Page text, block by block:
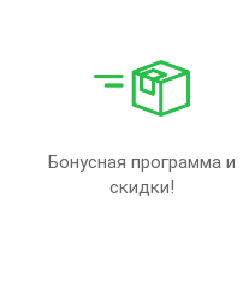
Бонусная программа и
скидки!